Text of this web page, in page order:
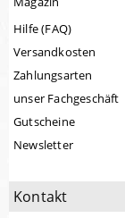
Hilfe (FAQ)
Versandkosten
Zahlungsarten
unser Fachgeschäft
Gutscheine
Newsletter
Kontakt